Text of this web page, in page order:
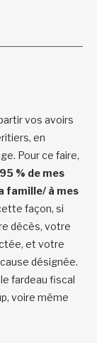
vos avoirs
en
Pour ce faire,
% de mes
famille/ à mes
façon, si
décès, votre
et votre
désignée.
fardeau fiscal
voire même